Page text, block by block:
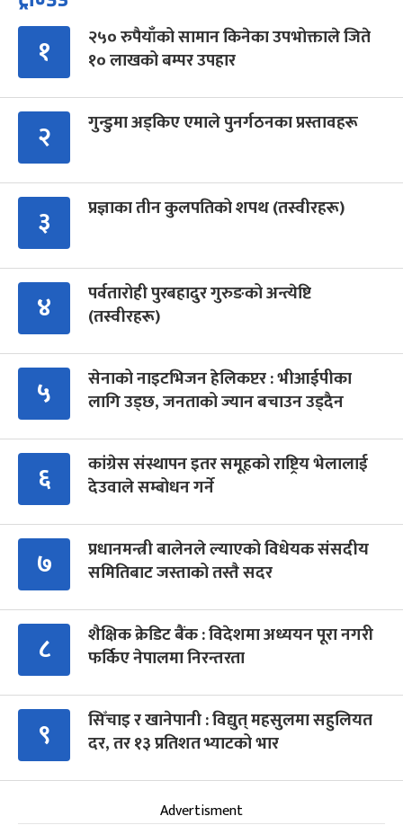
१
२५० रुपैयाँको सामान किनेका उपभोक्ताले जिते
१० लाखको बम्पर उपहार
२ गुन्डुमा अड्किए एमाले पुनर्गठनका प्रस्तावहरू
३ प्रज्ञाका तीन कुलपतिको शपथ (तस्वीरहरू)
४
पर्वतारोही पुरबहादुर गुरुङको अन्त्येष्टि
(तस्वीरहरू)
५
सेनाको नाइटभिजन हेलिकप्टर : भीआईपीका
लागि उड्छ, जनताको ज्यान बचाउन उड्दैन
६
कांग्रेस संस्थापन इतर समूहको राष्ट्रिय भेलालाई
देउवाले सम्बोधन गर्ने
७
प्रधानमन्त्री बालेनले ल्याएको विधेयक संसदीय
समितिबाट जस्ताको तस्तै सदर
८
शैक्षिक क्रेडिट बैंक : विदेशमा अध्ययन पूरा नगरी
फर्किए नेपालमा निरन्तरता
९
सिँचाइ र खानेपानी : विद्युत् महसुलमा सहुलियत
दर, तर १३ प्रतिशत भ्याटको भार
Advertisment